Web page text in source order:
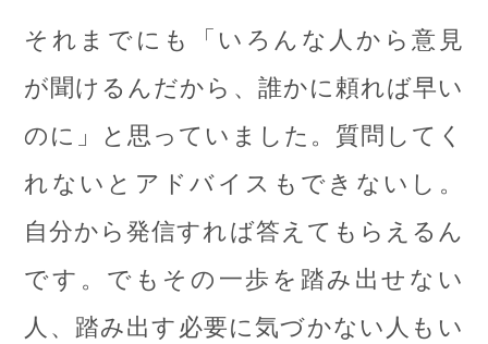
それまでにも「いろんな人から意見
が聞けるんだから、誰かに頼れば早い
のに」と思っていました。質問してく
れないとアドバイスもできないし。
自分から発信すれば答えてもらえるん
です。でもその一歩を踏み出せない
人、踏み出す必要に気づかない人もい